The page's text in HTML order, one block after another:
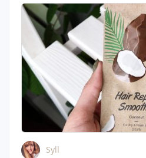
myszka w paski płyn , kula do
kąpieli stóp i rąk manufaktura
świetne . Balsamdo ust panda
nadawał jasny delikatny
smakował . Podkłąd Max
, avon pisak do brwi nie był
maseczka do twarzy
fajna . świeczka kringle
zapach ,reszę która się nie
do kominka . Dwie kokosowe
uwielbiam je , maseczkę
do kąpieli lawendowa fajne są
,15 maseczek , 2 próbki kremu .
zadowolona .
Syll